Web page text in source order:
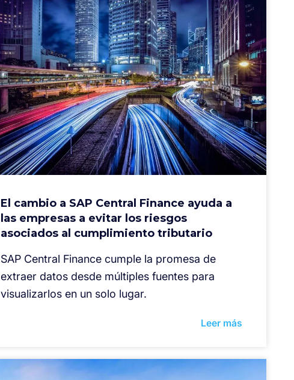
El cambio a SAP Central Finance ayuda a
las empresas a evitar los riesgos
asociados al cumplimiento tributario
SAP Central Finance cumple la promesa de
extraer datos desde múltiples fuentes para
visualizarlos en un solo lugar.
Leer más